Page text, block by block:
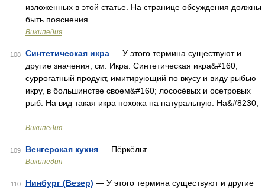
изложенных в этой статье. На странице обсуждения должны
быть пояснения …
Википедия
108 Синтетическая икра — У этого термина существуют и
другие значения, см. Икра. Синтетическая икра&#160;
суррогатный продукт, имитирующий по вкусу и виду рыбью
икру, в большинстве своем&#160; лососёвых и осетровых
рыб. На вид такая икра похожа на натуральную. На&#8230;
Википедия
109 Венгерская кухня — Пёркёльт …
Википедия
110 Нинбург (Везер) — У этого термина существуют и другие